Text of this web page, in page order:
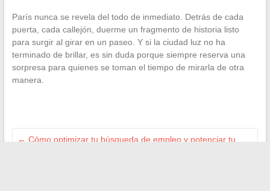
París nunca se revela del todo de inmediato. Detrás de cada
puerta, cada callejón, duerme un fragmento de historia listo
para surgir al girar en un paseo. Y si la ciudad luz no ha
terminado de brillar, es sin duda porque siempre reserva una
sorpresa para quienes se toman el tiempo de mirarla de otra
manera.
← Cómo optimizar tu búsqueda de empleo y potenciar tu